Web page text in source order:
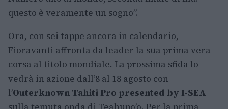
questo è veramente un sogno”.
Ora, con sei tappe ancora in calendario,
Fioravanti affronta da leader la sua prima vera
corsa al titolo mondiale. La prossima sfida lo
vedrà in azione dall’8 al 18 agosto con
l’Outerknown Tahiti Pro presented by I-SEA